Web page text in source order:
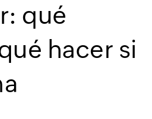
qué
hacer si